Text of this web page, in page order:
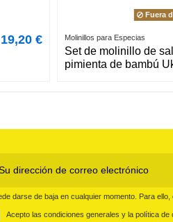
19,20 €
Fuera
Molinillos para Especias
Set de molinillo de
pimienta de bambú
darse de baja en cualquier momento. Para
Acepto las condiciones generales y la política de